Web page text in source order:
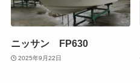
ニッサン FP630
2025年9月22日